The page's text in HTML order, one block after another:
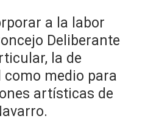
a la labor
Deliberante
la de
medio para
artísticas de